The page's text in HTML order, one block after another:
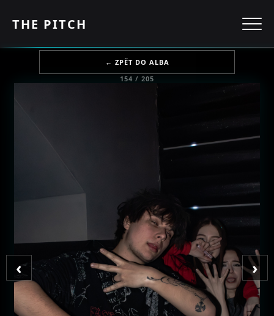
THE PITCH
← ZPĚT DO ALBA
154 / 205
‹ ›